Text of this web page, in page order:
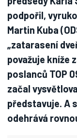
podpořil,
Martin Kuba
„zatarasení
považuje kníže
poslanců TOP
začal
představuje. A
odehrává